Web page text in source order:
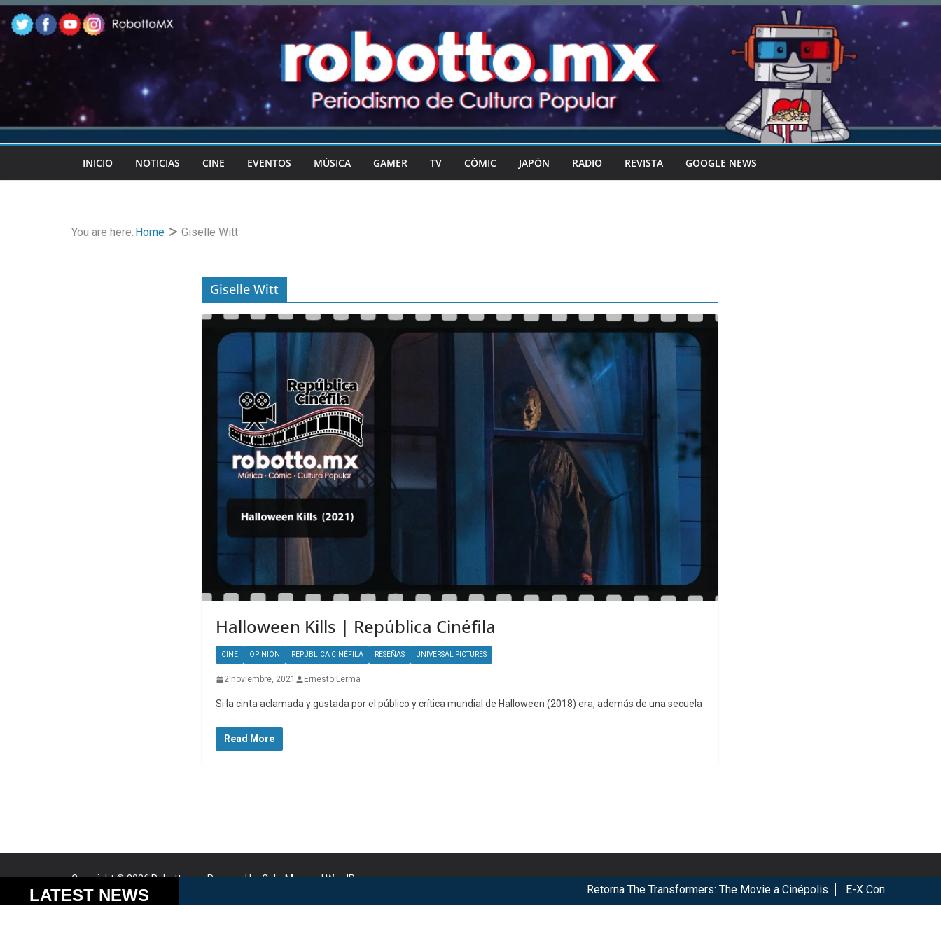
Skip
to
content
INICIO NOTICIAS CINE EVENTOS MÚSICA GAMER TV CÓMIC JAPÓN RADIO REVISTA GOOGLE NEWS
You are here: Home Giselle Witt
Giselle Witt
Halloween Kills | República Cinéfila
CINE OPINIÓN REPÚBLICA CINÉFILA RESEÑAS UNIVERSAL PICTURES
2 noviembre, 2021 Ernesto Lerma
Si la cinta aclamada y gustada por el público y crítica mundial de Halloween (2018) era, además de una secuela
Read More
Copyright © 2026Robotto.mx. Powered byColorMagandWordPress.
LATEST NEWS Retorna The Transformers: The Movie a Cinépolis E-X Con 2026, Éxito
Cookies help us deliver our services. By using our services, you agree to our use of cookies. Got it